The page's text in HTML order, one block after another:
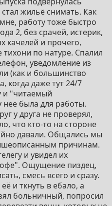
жильё снимать. Как
работу тоже быстро
2, без срачей, истерик,
качелей и прочего,
по натуре. Спалил
уведомление из
(как и большинство
даже тут 24/7
и "читаемый
нее была для работы.
у друга не проверял,
что кто-то на стороне
давали. Общались мы
причинам.
и увидел их
Ощущение пиздец,
смесь всего и сразу.
и ткнуть в ебало, а
больничный, попросил